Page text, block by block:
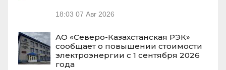
18:03 07 Авг 2026
АО «Северо-Казахстанская РЭК»
сообщает о повышении стоимости
электроэнергии с 1 сентября 2026
года